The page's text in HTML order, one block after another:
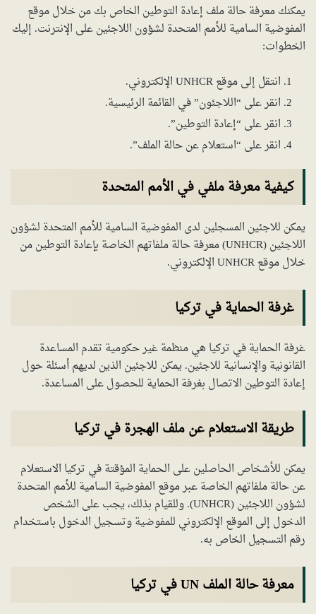
يمكنك معرفة حالة ملف إعادة التوطين الخاص بك من خلال موقع
المفوضية السامية للأمم المتحدة لشؤون اللاجئين على الإنترنت. إليك
الخطوات:
انتقل إلى موقع UNHCR الإلكتروني.
انقر على “اللاجئون” في القائمة الرئيسية.
انقر على “إعادة التوطين”.
انقر على “استعلام عن حالة الملف”.
كيفية معرفة ملفي في الأمم المتحدة
يمكن للاجئين المسجلين لدى المفوضية السامية للأمم المتحدة لشؤون
اللاجئين (UNHCR) معرفة حالة ملفاتهم الخاصة بإعادة التوطين من
خلال موقع UNHCR الإلكتروني.
غرفة الحماية في تركيا
غرفة الحماية في تركيا هي منظمة غير حكومية تقدم المساعدة
القانونية والإنسانية للاجئين. يمكن للاجئين الذين لديهم أسئلة حول
إعادة التوطين الاتصال بغرفة الحماية للحصول على المساعدة.
طريقة الاستعلام عن ملف الهجرة في تركيا
يمكن للأشخاص الحاصلين على الحماية المؤقتة في تركيا الاستعلام
عن حالة ملفاتهم الخاصة عبر موقع المفوضية السامية للأمم المتحدة
لشؤون اللاجئين (UNHCR). وللقيام بذلك، يجب على الشخص
الدخول إلى الموقع الإلكتروني للمفوضية وتسجيل الدخول باستخدام
رقم التسجيل الخاص به.
معرفة حالة الملف UN في تركيا